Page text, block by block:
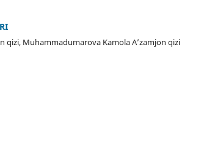
qizi, Muhammadumarova Kamola A’zamjon qizi